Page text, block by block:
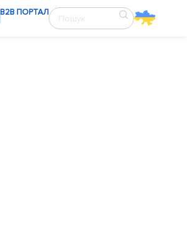
В2В ПОРТАЛ